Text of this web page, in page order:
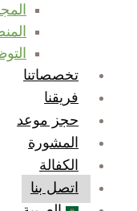
تخصصاتنا
فريقنا
حجز موعد
المشورة
الكفالة
اتصل بنا